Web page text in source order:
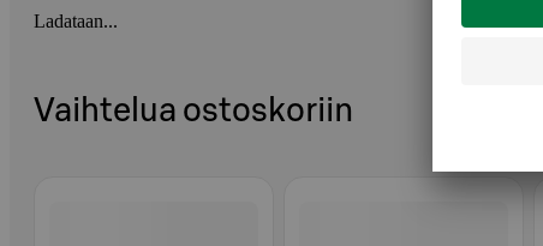
Ladataan...
Vaihtelua ostoskoriin